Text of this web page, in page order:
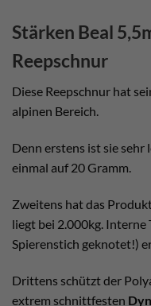
Stärken Beal
Reepschnur
Diese Reepschnur hat
alpinen Bereich.
Denn erstens ist sie
einmal auf 20 Gramm.
Zweitens hat das
liegt bei 2.000kg. Interne
Spierenstich geknotet!)
Drittens schützt der
extrem schnittfesten